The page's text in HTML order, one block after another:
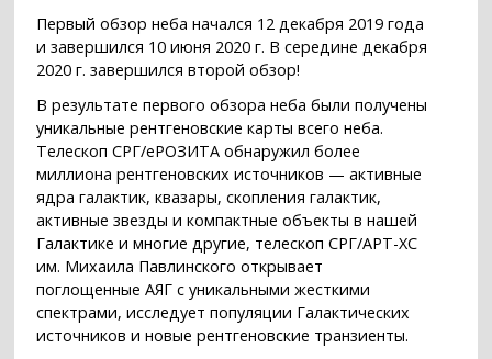
Первый обзор неба начался 12 декабря 2019 года
и завершился 10 июня 2020 г. В середине декабря
2020 г. завершился второй обзор!
В результате первого обзора неба были получены
уникальные рентгеновские карты всего неба.
Телескоп СРГ/еРОЗИТА обнаружил более
миллиона рентгеновских источников — активные
ядра галактик, квазары, скопления галактик,
активные звезды и компактные объекты в нашей
Галактике и многие другие, телескоп СРГ/АРТ-ХС
им. Михаила Павлинского открывает
поглощенные АЯГ с уникальными жесткими
спектрами, исследует популяции Галактических
источников и новые рентгеновские транзиенты.